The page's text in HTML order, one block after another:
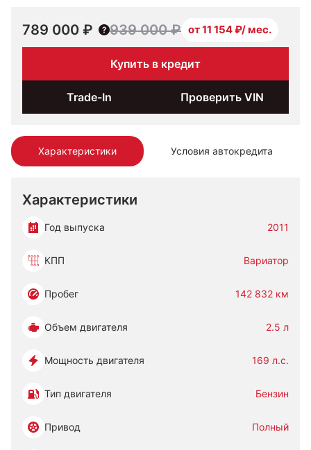
Характеристики Условия автокредита
Характеристики
Год выпуска 2011
КПП Вариатор
Пробег 142 832 км
Объем двигателя 2.5 л
Мощность двигателя 169 л.с.
Тип двигателя Бензин
Привод Полный
789 000 ₽ 939 000 ₽ от 11 154 ₽/ мес.
Купить в кредит
Trade-In Проверить VIN